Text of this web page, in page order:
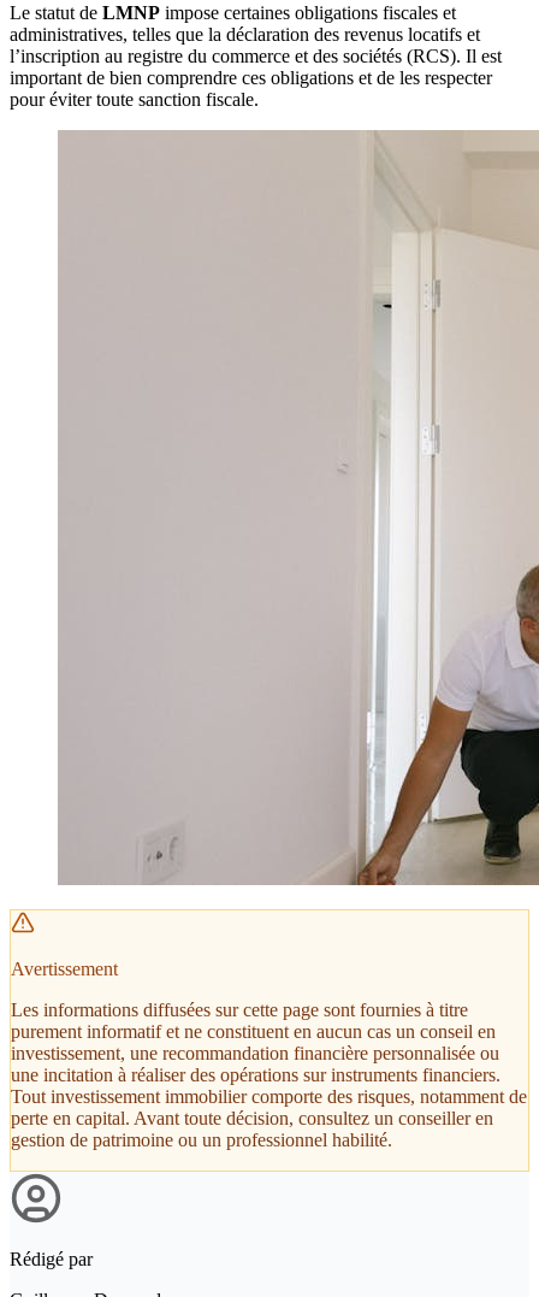
Le statut de LMNP impose certaines obligations fiscales et
administratives, telles que la déclaration des revenus locatifs et
l’inscription au registre du commerce et des sociétés (RCS). Il est
important de bien comprendre ces obligations et de les respecter
pour éviter toute sanction fiscale.
Avertissement
Les informations diffusées sur cette page sont fournies à titre
purement informatif et ne constituent en aucun cas un conseil en
investissement, une recommandation financière personnalisée ou
une incitation à réaliser des opérations sur instruments financiers.
Tout investissement immobilier comporte des risques, notamment de
perte en capital. Avant toute décision, consultez un conseiller en
gestion de patrimoine ou un professionnel habilité.
Rédigé par